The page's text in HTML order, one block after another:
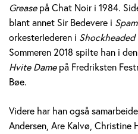
Grease på Chat Noir i 1984.
blant annet Sir Bedevere i
orkesterlederen i Shockheaded
Sommeren 2018 spilte han i
Hvite Damepå Fredriksten
Bøe.
Videre har han også
Andersen, Are Kalvø,